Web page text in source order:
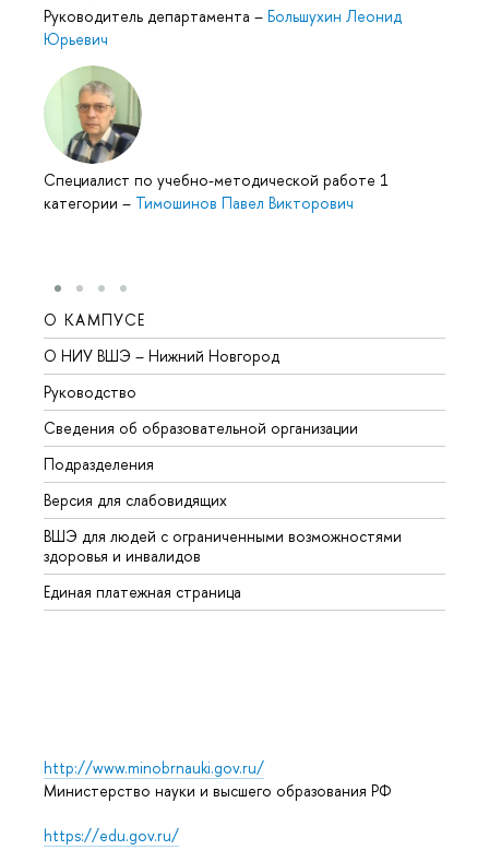
Руководитель департамента – Большухин Леонид
Юрьевич
Специалист по учебно-методической работе 1
категории – Тимошинов Павел Викторович
О КАМПУСЕ
О НИУ ВШЭ – Нижний Новгород
Руководство
Сведения об образовательной организации
Подразделения
Версия для слабовидящих
ВШЭ для людей с ограниченными возможностями
здоровья и инвалидов
Единая платежная страница
http://www.minobrnauki.gov.ru/
Министерство науки и высшего образования РФ
https://edu.gov.ru/